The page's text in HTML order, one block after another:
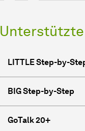
LITTLE Step-by-
BIG Step-by-Step
GoTalk 20+